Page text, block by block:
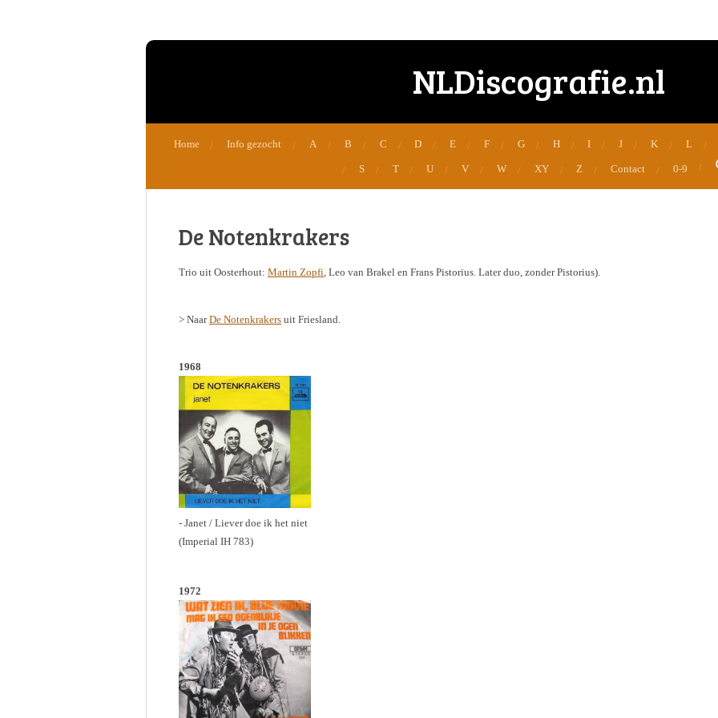
NLDiscografie.nl
Home Info gezocht A B C D E F G H I J K L
S T U V W XY Z Contact 0-9
De Notenkrakers
Trio uit Oosterhout: Martin Zopfi, Leo van Brakel en Frans Pistorius. Later duo, zonder Pistorius).
> NaarDe Notenkrakers uit Friesland.
1968
- Janet / Liever doe ik het niet
(Imperial IH 783)
1972